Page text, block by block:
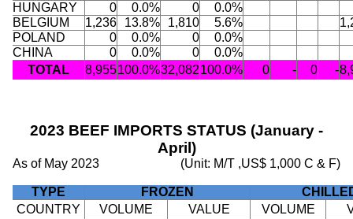
HUNGARY
0 0.0% 0
0.0%
BELGIUM
1,236 13.8% 1,810 5.6%
POLAND
0 0.0% 0
0.0%
CHINA
0 0.0% 0
0.0%
TOTAL
8,955100.0%32,082100.0% 0 - 0 -
2023 BEEF IMPORTS STATUS (January -
April)
As of May 2023 (Unit: M/T ,US$ 1,000 C & F)
TYPE FROZEN
COUNTRY
VOLUME VALUE VOLUME